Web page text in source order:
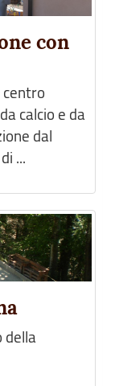
con
centro
calcio e da
dal
...
della